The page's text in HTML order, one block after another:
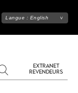
Langue : English
EXTRANET
REVENDEURS